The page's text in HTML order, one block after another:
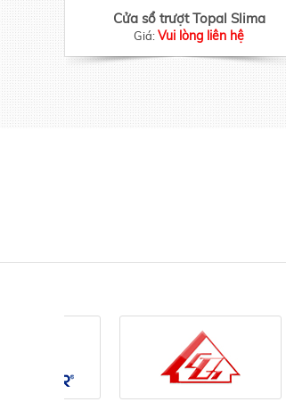
Cửa sổ trượt Topal Slima
Giá:Vui lòng liên hệ